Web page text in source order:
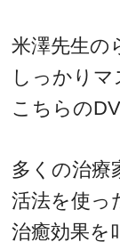
米澤先生の
しっかり
こちらの
多くの治療
活法を使っ
治癒効果を